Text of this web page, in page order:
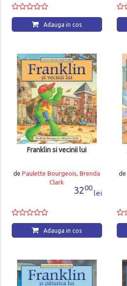
Adauga in cos
Franklin si vecinii lui
dePaulette Bourgeois, Brenda
Clark
3200
lei
Adauga in cos
de